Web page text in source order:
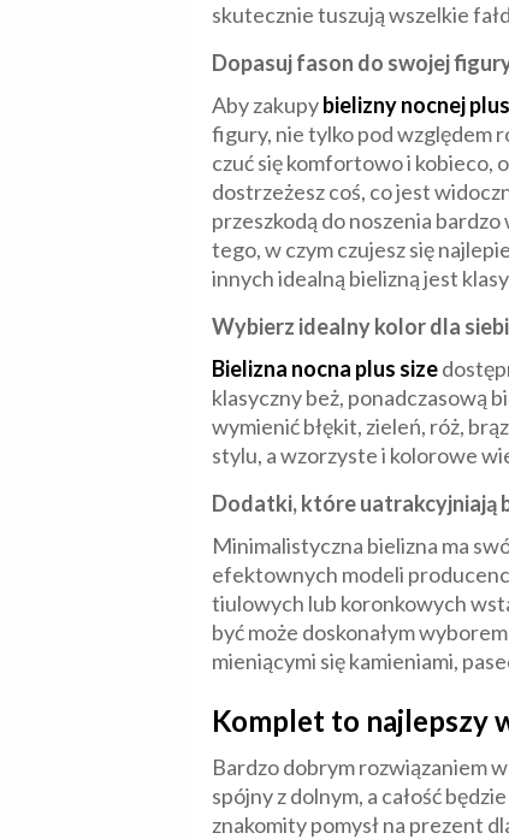
skutecznie tuszują wszelkie
Dopasuj fason do swojej
Aby zakupybielizny nocnej
figury, nie tylko pod względem
czuć się komfortowo i kobieco,
dostrzeżesz coś, co jest
przeszkodą do noszenia
tego, w czym czujesz się
innych idealną bielizną jest
Wybierz idealny kolor dla
Bielizna nocna plus size
klasyczny beż, ponadczasową
wymienić błękit, zieleń, róż,
stylu, a wzorzyste i kolorowe
Dodatki, które uatrakcyjniają
Minimalistyczna bielizna ma
efektownych modeli
tiulowych lub koronkowych
być może doskonałym
mieniącymi się kamieniami,
Komplet to najlepszy
Bardzo dobrym rozwiązaniem
spójny z dolnym, a całość
znakomity pomysł na prezent